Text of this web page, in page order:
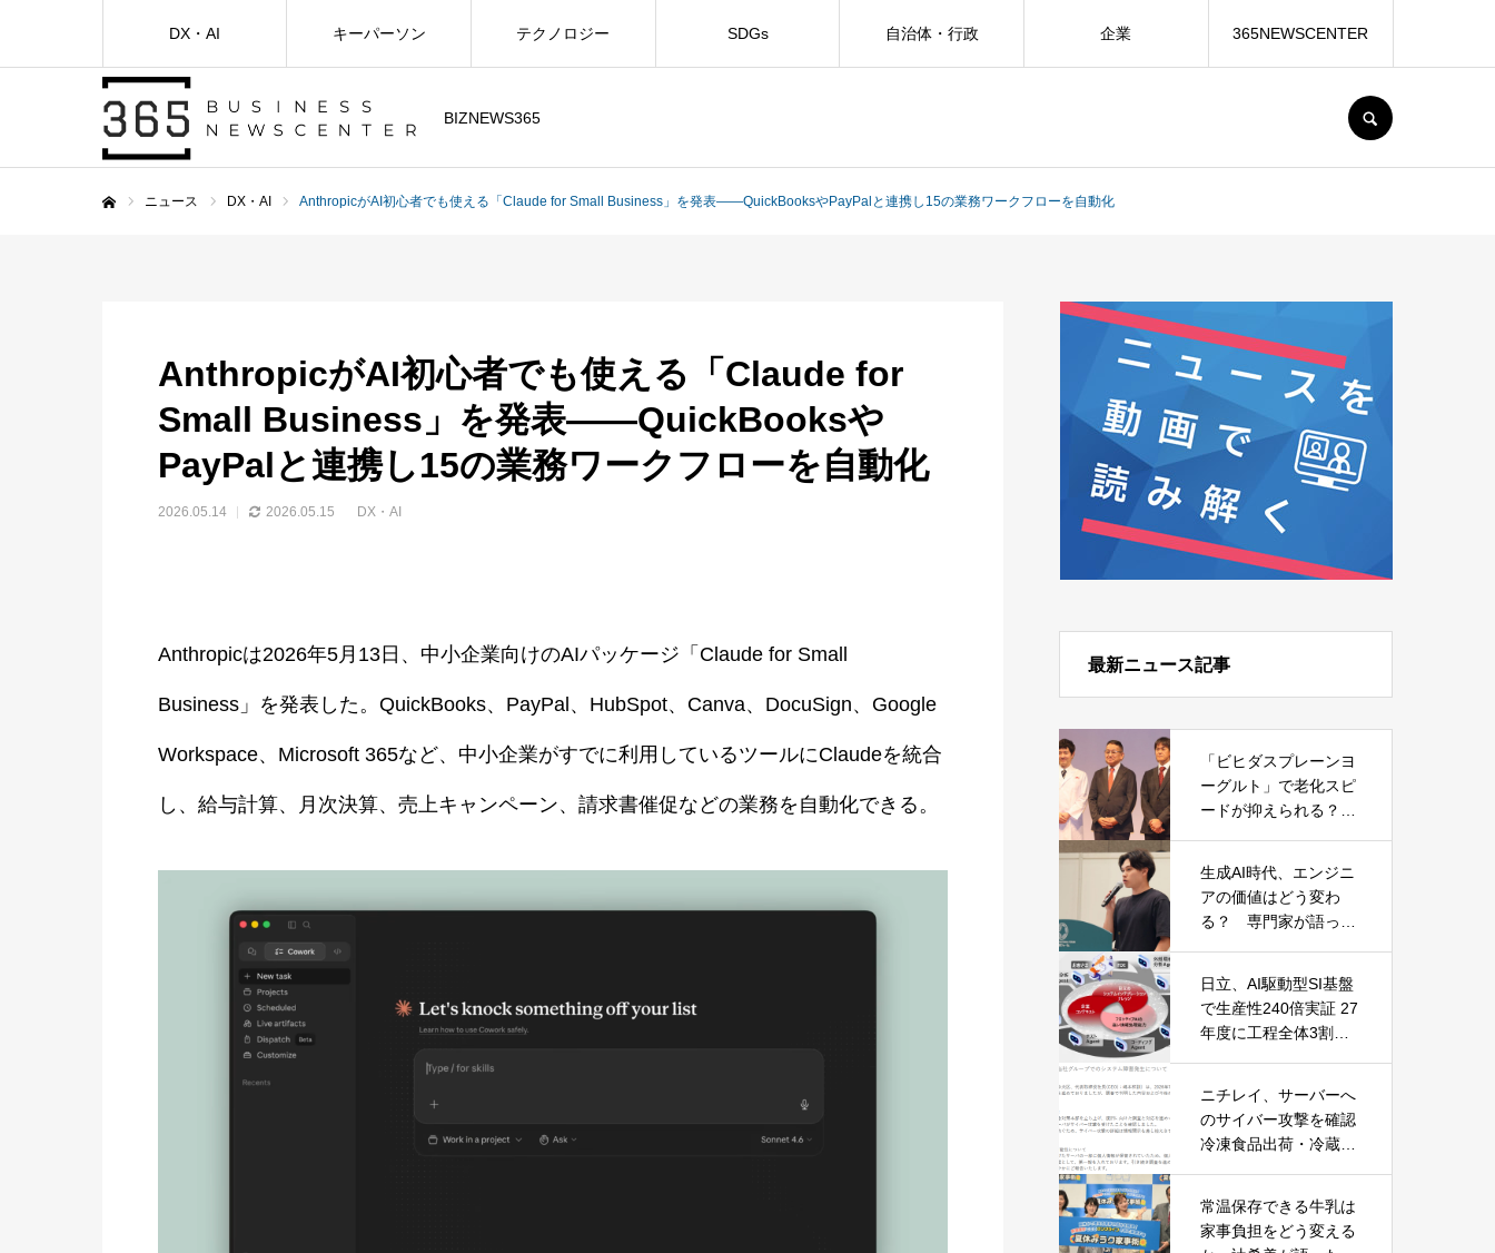
BIZNEWS365
DX・AI キーパーソン テクノロジー SDGs 自治体・行政 企業 365NEWSCENTER
ニュース DX・AI AnthropicがAI初心者でも使える「Claude for Small Business」を発表――QuickBooksやPayPalと連携し15の業務ワークフローを自動化
AnthropicがAI初心者でも使える「Claude for
Small Business」を発表――QuickBooksや
PayPalと連携し15の業務ワークフローを自動化
2026.05.14 2026.05.15 DX・AI
Anthropicは2026年5月13日、中小企業向けのAIパッケージ「Claude for Small
Business」を発表した。QuickBooks、PayPal、HubSpot、Canva、DocuSign、Google
Workspace、Microsoft 365など、中小企業がすでに利用しているツールにClaudeを統合
し、給与計算、月次決算、売上キャンペーン、請求書催促などの業務を自動化できる。
最新ニュース記事
「ビヒダスプレーンヨ
ーグルト」で老化スピ
ードが抑えられる？
生成AI時代、エンジニ
アの価値はどう変わ
る？ 専門家が語った
日立、AI駆動型SI基盤
で生産性240倍実証 27
年度に工程全体3割向
ニチレイ、サーバーへ
のサイバー攻撃を確認
冷凍食品出荷・冷蔵倉
常温保存できる牛乳は
家事負担をどう変える